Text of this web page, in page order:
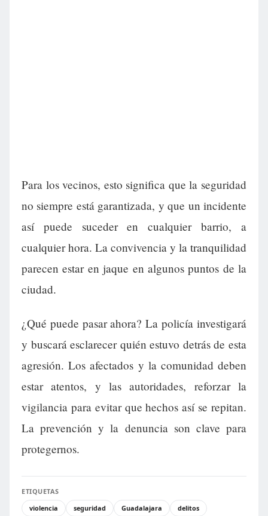
Para los vecinos, esto significa que la seguridad
no siempre está garantizada, y que un incidente
así puede suceder en cualquier barrio, a
cualquier hora. La convivencia y la tranquilidad
parecen estar en jaque en algunos puntos de la
ciudad.
¿Qué puede pasar ahora? La policía investigará
y buscará esclarecer quién estuvo detrás de esta
agresión. Los afectados y la comunidad deben
estar atentos, y las autoridades, reforzar la
vigilancia para evitar que hechos así se repitan.
La prevención y la denuncia son clave para
protegernos.
ETIQUETAS
violencia
seguridad Guadalajara delitos